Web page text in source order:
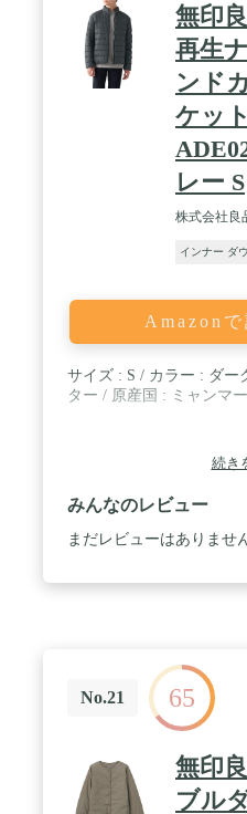
無印
再生
ンド
ケッ
レー S
株式会社良
インナー ダ
Amazonで
サイズ : S / カラー : ダー
ター / 原産国 : ミャンマー
続き
みんなのレビュー
まだレビューはありませ
No.21 65
無印
ブル